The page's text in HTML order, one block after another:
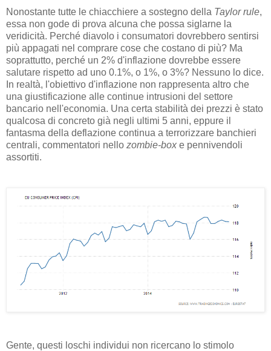
Nonostante tutte le chiacchiere a sostegno della Taylor rule,
essa non gode di prova alcuna che possa siglarne la
veridicità. Perché diavolo i consumatori dovrebbero sentirsi
più appagati nel comprare cose che costano di più? Ma
soprattutto, perché un 2% d'inflazione dovrebbe essere
salutare rispetto ad uno 0.1%, o 1%, o 3%? Nessuno lo dice.
In realtà, l'obiettivo d'inflazione non rappresenta altro che
una giustificazione alle continue intrusioni del settore
bancario nell'economia. Una certa stabilità dei prezzi è stato
qualcosa di concreto già negli ultimi 5 anni, eppure il
fantasma della deflazione continua a terrorizzare banchieri
centrali, commentatori nello zombie-box e pennivendoli
assortiti.
Gente, questi loschi individui non ricercano lo stimolo